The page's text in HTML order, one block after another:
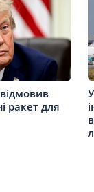
ракет для